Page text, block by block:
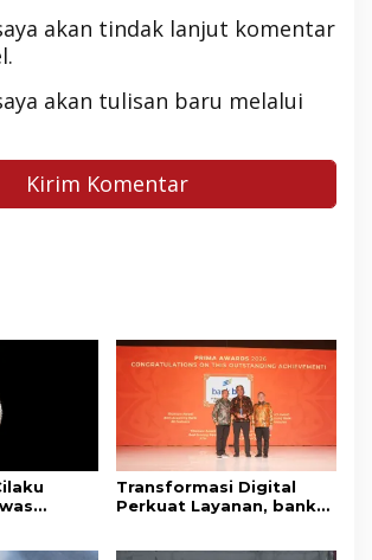
akan tindak lanjut komentar
akan tulisan baru melalui
Transformasi Digital
Perkuat Layanan, bank